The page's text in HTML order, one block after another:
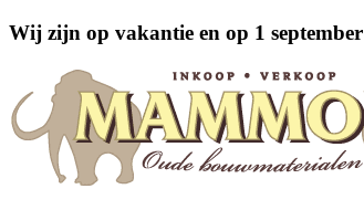
Wij zijn op vakantie en op 1